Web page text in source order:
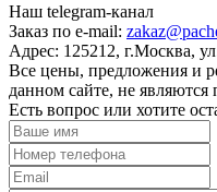
Наш telegram-канал
Заказ по e-mail:
Адрес: 125212, г.Москва,
Все цены, предложения и
данном сайте, не
Есть вопрос или хотите